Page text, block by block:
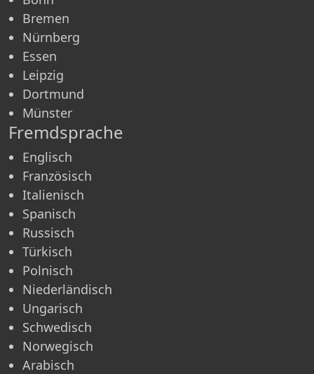
Bremen
Nürnberg
Essen
Leipzig
Dortmund
Münster
Fremdsprache
Englisch
Französisch
Italienisch
Spanisch
Russisch
Türkisch
Polnisch
Niederländisch
Ungarisch
Schwedisch
Norwegisch
Arabisch